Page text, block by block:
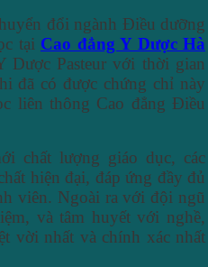
đổi ngành Điều dưỡng
tại Cao đẳng Y Dược Hà
Dược Pasteur với thời gian
đã có được chứng chỉ này
liên thông Cao đẳng Điều
chất lượng giáo dục, các
hiện đại, đáp ứng đầy đủ
viên. Ngoài ra với đội ngũ
và tâm huyết với nghề,
vời nhất và chính xác nhất